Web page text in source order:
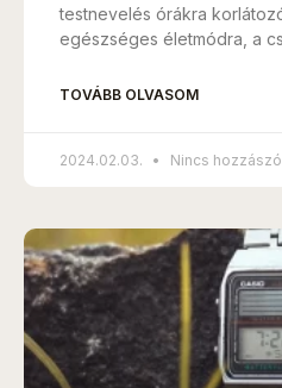
testnevelés órákra
egészséges életmódra, a
TOVÁBB OLVASOM
2024.02.03. Nincs